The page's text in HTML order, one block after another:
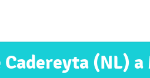
Cadereyta (NL)